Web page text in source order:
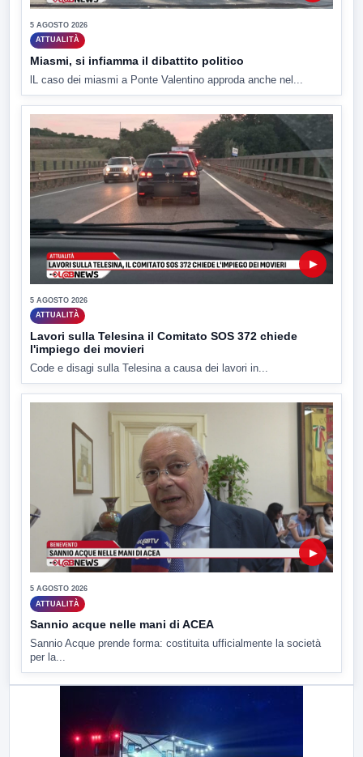
5 AGOSTO 2026
ATTUALITÀ
Miasmi, si infiamma il dibattito politico
lL caso dei miasmi a Ponte Valentino approda anche nel...
▶
5 AGOSTO 2026
ATTUALITÀ
Lavori sulla Telesina il Comitato SOS 372 chiede
l'impiego dei movieri
Code e disagi sulla Telesina a causa dei lavori in...
▶
5 AGOSTO 2026
ATTUALITÀ
Sannio acque nelle mani di ACEA
Sannio Acque prende forma: costituita ufficialmente la società
per la...